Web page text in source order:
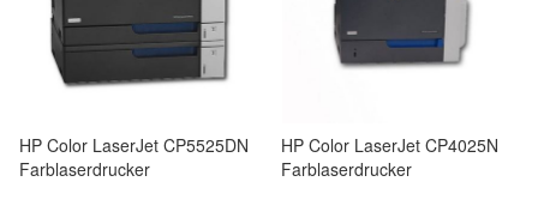
HP Color LaserJet CP5525DN
Farblaserdrucker
HP Color LaserJet CP4025N
Farblaserdrucker